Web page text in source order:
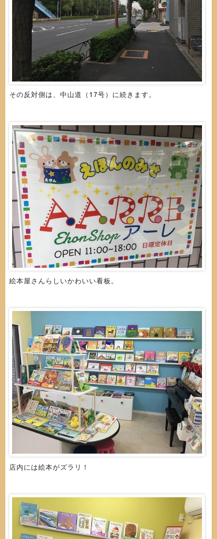
その反対側は、中山道（17号）に続きます。
絵本屋さんらしいかわいい看板。
店内には絵本がズラリ！